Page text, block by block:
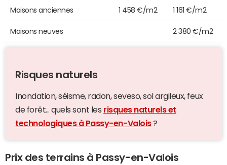
Maisons anciennes 1 458 €/m2 1 161 €/m2
Maisons neuves 2 380 €/m2
Risques naturels
Inondation, séisme, radon, seveso, sol argileux, feux
de forêt... quels sont les risques naturels et
technologiques à Passy-en-Valois?
Prix des terrains à Passy-en-Valois